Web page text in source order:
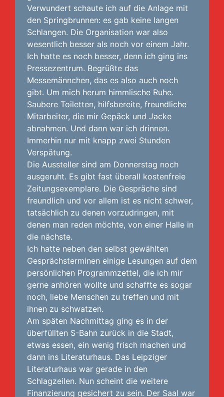
Verwundert schaute ich auf die Anlage mit
den Springbrunnen: es gab keine langen
Schlangen. Die Organisation war also
wesentlich besser als noch vor einem Jahr.
Ich hatte es noch besser, denn ich ging ins
Pressezentrum. Begrüßte das
Messemännchen, das es also auch noch
gibt. Um mich herum himmlische Ruhe.
Saubere Toiletten, hilfsbereite, freundliche
Mitarbeiter, die mir Gepäck und Jacke
abnahmen. Und dann war ich drinnen.
Immerhin nur mit knapp zwei Stunden
Verspätung.
Die Aussteller sind am Donnerstag noch
ausgeruht. Es gibt fast überall kostenfreie
Zeitungsexemplare. Die Gespräche sind
freundlich und vor allem ist es nicht schwer,
tatsächlich zu denen vorzudringen, mit
denen man reden möchte, von einer Halle in
die nächste.
Ich hatte neben den selbst gewählten
Gesprächsterminen einige Lesungen auf dem
persönlichen Programmzettel, die ich mir
gerne anhören wollte und schaffte es sogar
noch, liebe Menschen zu treffen und mit
ihnen zu schwatzen.
Am späten Nachmittag ging es in der
überfüllten S-Bahn zurück in die Stadt,
etwas essen, ein wenig frisch machen und
dann ins Literaturhaus. Das Leipziger
Literaturhaus war gerade in den
Schlagzeilen. Nun scheint die weitere
Finanzierung gesichert zu sein. Der Saal war